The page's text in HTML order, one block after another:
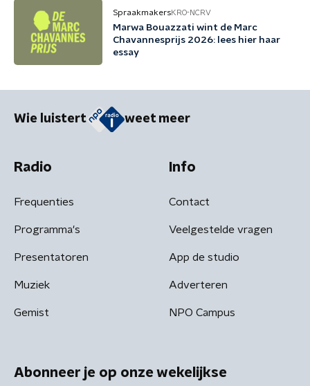
SpraakmakersKRO-NCRV
Marwa Bouazzati wint de Marc
Chavannesprijs 2026: lees hier haar
essay
Wie luistert weet meer
Radio
Frequenties
Programma's
Presentatoren
Muziek
Gemist
Info
Contact
Veelgestelde vragen
App de studio
Adverteren
NPO Campus
Abonneer je op onze wekelijkse